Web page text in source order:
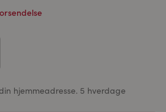
hjemmeadresse. 5 hverdage